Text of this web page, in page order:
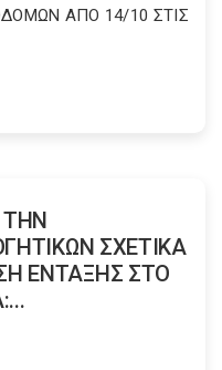
ΑΠΟ 14/10 ΣΤΙΣ
ΤΗΝ
ΣΧΕΤΙΚΑ
ΕΝΤΑΞΗΣ ΣΤΟ